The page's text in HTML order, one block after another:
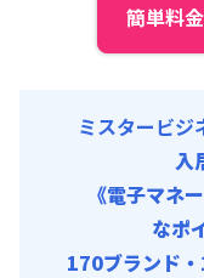
簡単料
ミスタービジ
入
《電子マネ
なポ
170ブランド